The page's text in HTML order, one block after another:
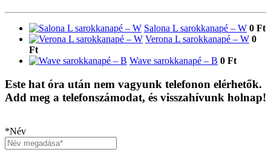
Salona L sarokkanapé – W 0 Ft
Verona L sarokkanapé – W 0
Ft
Wave sarokkanapé – B 0 Ft
Este hat óra után nem vagyunk telefonon elérhetők.
Add meg a telefonszámodat, és visszahívunk holnap!
*Név